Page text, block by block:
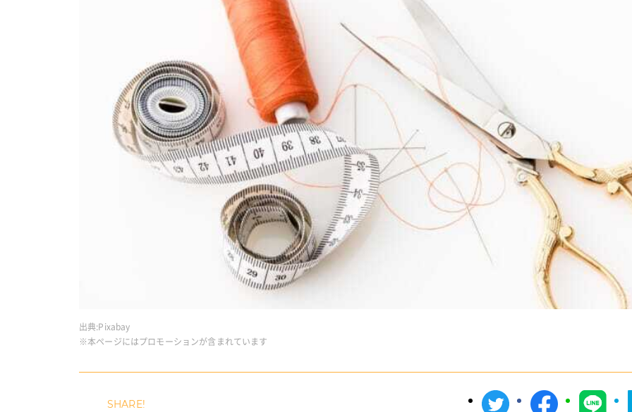
出典:Pixabay
※本ページにはプロモーションが含まれています